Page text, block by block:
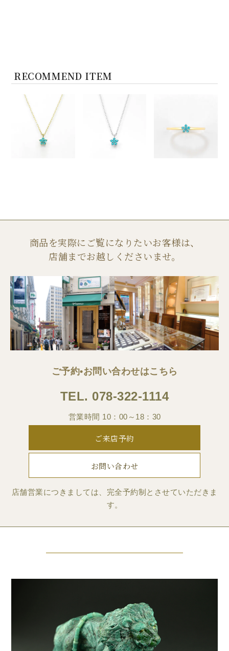
RECOMMEND ITEM
商品を実際にご覧になりたいお客様は、
店舗までお越しくださいませ。
ご予約•お問い合わせはこちら
TEL. 078-322-1114
営業時間 10：00～18：30
ご来店予約
お問い合わせ
店舗営業につきましては、完全予約制とさせていただきま
す。